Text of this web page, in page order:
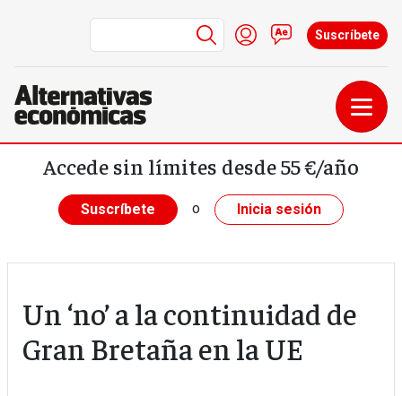
Pasar al contenido principal
Menú de cuenta de
Iniciar sesión
Contacto
Suscríbete
Accede sin límites desde 55 €/año
Suscríbete o Inicia sesión
Un ‘no’ a la continuidad de
Gran Bretaña en la UE